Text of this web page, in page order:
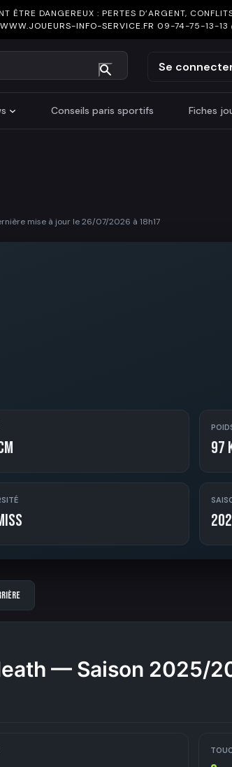
ÊTRE DANGEREUX : PERTES D’ARGENT,
WWW.JOUEURS-INFO-SERVICE.FR 09-74-75-13-13
Se
Conseils paris sportifs Fiches
mise à jour le 26/07/2026 à 18h17
97
— Saison 2025/